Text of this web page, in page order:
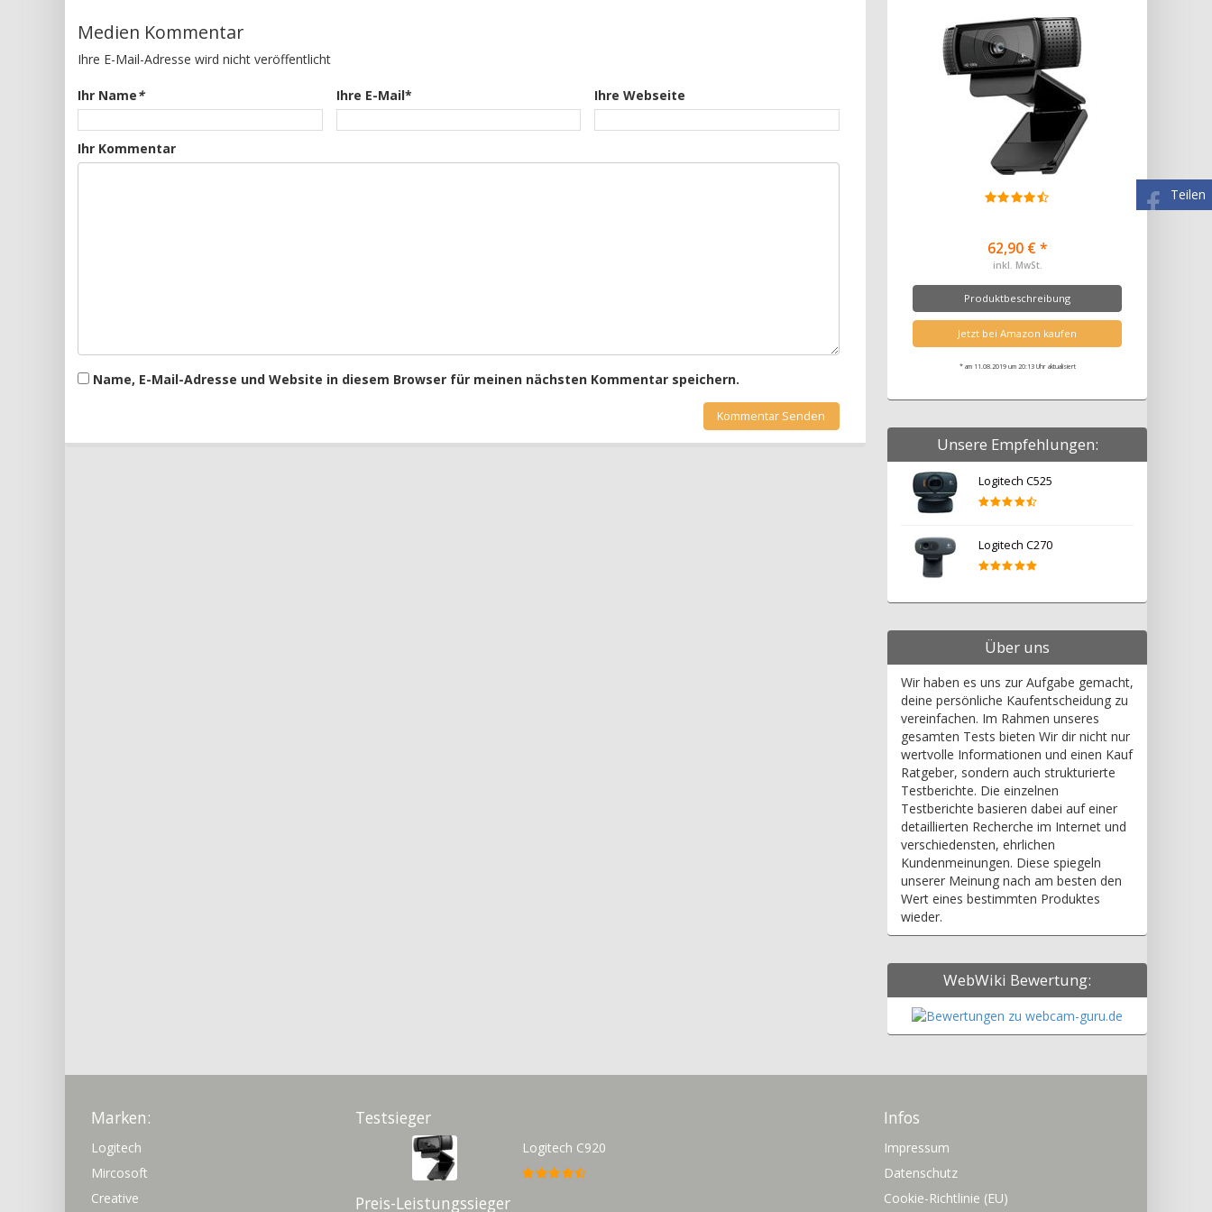
Teilen
Medien Kommentar
Ihre E-Mail-Adresse wird nicht veröffentlicht
Ihr Name* Ihre E-Mail* Ihre Webseite
Ihr Kommentar
Name, E-Mail-Adresse und Website in diesem Browser für meinen nächsten Kommentar speichern.
62,90 € *
inkl. MwSt.
Produktbeschreibung
Jetzt bei Amazon kaufen
* am 11.08.2019 um 20:13 Uhr aktualisiert
Unsere Empfehlungen:
Logitech C525
Logitech C270
Über uns
Wir haben es uns zur Aufgabe gemacht,
deine persönliche Kaufentscheidung zu
vereinfachen. Im Rahmen unseres
gesamten Tests bieten Wir dir nicht nur
wertvolle Informationen und einen Kauf
Ratgeber, sondern auch strukturierte
Testberichte. Die einzelnen
Testberichte basieren dabei auf einer
detaillierten Recherche im Internet und
verschiedensten, ehrlichen
Kundenmeinungen. Diese spiegeln
unserer Meinung nach am besten den
Wert eines bestimmten Produktes
wieder.
WebWiki Bewertung:
Marken:
Logitech
Mircosoft
Creative
Testsieger
Logitech C920
Preis-Leistungssieger
Infos
Impressum
Datenschutz
Cookie-Richtlinie (EU)